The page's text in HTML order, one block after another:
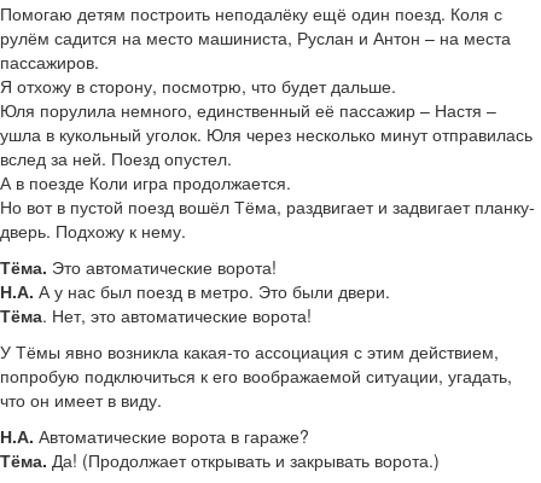
Помогаю детям построить неподалёку ещё один поезд. Коля с
рулём садится на место машиниста, Руслан и Антон – на места
пассажиров.
Я отхожу в сторону, посмотрю, что будет дальше.
Юля порулила немного, единственный её пассажир – Настя –
ушла в кукольный уголок. Юля через несколько минут отправилась
вслед за ней. Поезд опустел.
А в поезде Коли игра продолжается.
Но вот в пустой поезд вошёл Тёма, раздвигает и задвигает планку-
дверь. Подхожу к нему.
Тёма. Это автоматические ворота!
Н.А. А у нас был поезд в метро. Это были двери.
Тёма. Нет, это автоматические ворота!
У Тёмы явно возникла какая-то ассоциация с этим действием,
попробую подключиться к его воображаемой ситуации, угадать,
что он имеет в виду.
Н.А. Автоматические ворота в гараже?
Тёма. Да! (Продолжает открывать и закрывать ворота.)